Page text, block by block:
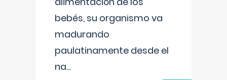
bebés, su organismo va
madurando
paulatinamente desde el
na...